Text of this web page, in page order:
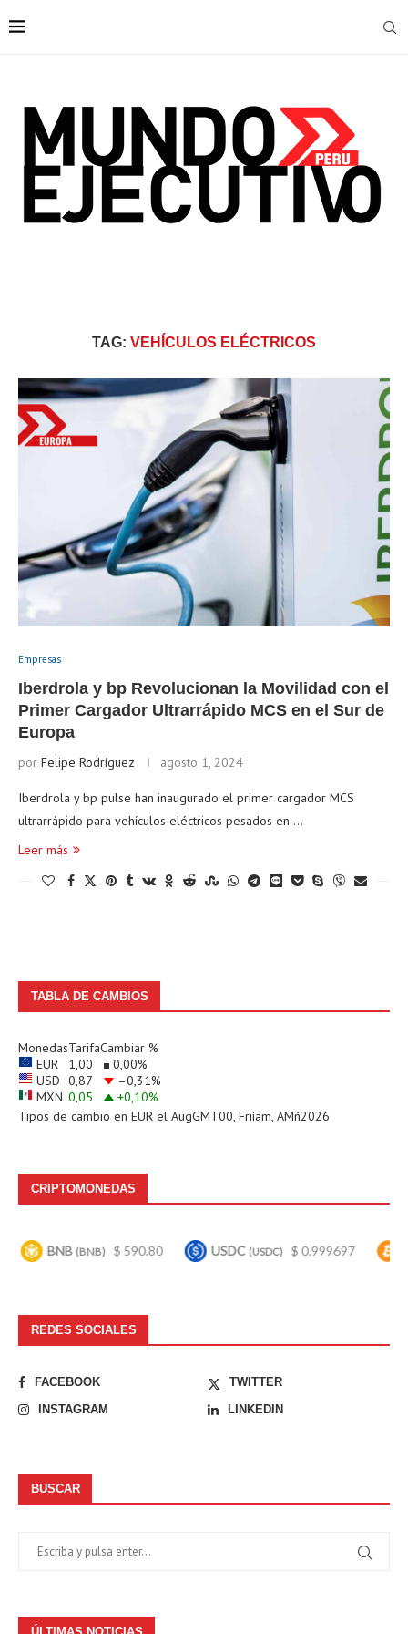
TAG: VEHÍCULOS ELÉCTRICOS
Empresas
Iberdrola y bp Revolucionan la Movilidad con el
Primer Cargador Ultrarrápido MCS en el Sur de
Europa
por Felipe Rodríguez agosto 1, 2024
Iberdrola y bp pulse han inaugurado el primer cargador MCS
ultrarrápido para vehículos eléctricos pesados en …
Leer más
TABLA DE CAMBIOS
MonedasTarifaCambiar %
EUR
1,00 0,00%
USD 0,87 –0,31%
MXN 0,05 +0,10%
Tipos de cambio en EUR el AugGMT00, Friíam, AMñ2026
CRIPTOMONEDAS
BNB(BNB) $ 590.80 USDC(USDC) $ 0.999697
REDES SOCIALES
FACEBOOK
TWITTER
INSTAGRAM
LINKEDIN
BUSCAR